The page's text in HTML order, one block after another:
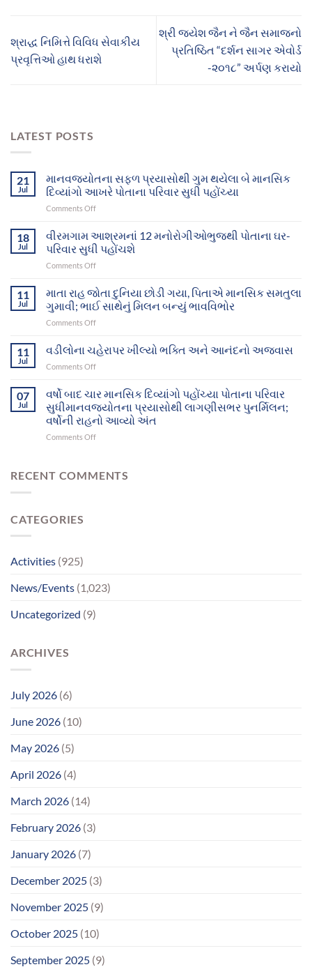
શ્રાદ્ધ નિમિત્તે વિવિધ સેવાકીય
પ્રવૃત્તિઓ હાથ ધરાશે
શ્રી જયેશ જૈન ને જૈન સમાજનો
પ્રતિષ્ઠિત “દર્શન સાગર એવોર્ડ
-૨૦૧૮” અર્પણ કરાયો
LATEST POSTS
21
Jul
માનવજ્યોતના સફળ પ્રયાસોથી ગુમ થયેલા બે માનસિક
દિવ્યાંગો આખરે પોતાના પરિવાર સુધી પહોંચ્યા
Comments Offon
સફળ
પ્રયાસોથી
ગુમ
થયેલા
માનસિક
દિવ્યાંગો
સુધી
18
Jul
વીરમગામ આશ્રમનાં 12 મનોરોગીઓભુજથી પોતાના ઘર-
પરિવાર સુધી પહોંચશે
Comments Offon
આશ્રમનાં
12
મનોરોગીઓભુજથી
પોતાના
પરિવાર
11
Jul
માતા રાહ જોતા દુનિયા છોડી ગયા, પિતાએ માનસિક સમતુલા
ગુમાવી; ભાઈ સાથેનું મિલન બન્યું ભાવવિભોર
Comments Offon
રાહ
જોતા
ગયા,
પિતાએ
માનસિક
મિલન
11
Jul
વડીલોના ચહેરાપર ખીલ્યો ભક્તિ અને આનંદનો અજવાસ
Comments Offon
ચહેરાપર
ખીલ્યો
ભક્તિ
અને
આનંદનો
07
Jul
વર્ષો બાદ ચાર માનસિક દિવ્યાંગો પહોંચ્યા પોતાના પરિવાર
સુધીમાનવજ્યોતના પ્રયાસોથી લાગણીસભર પુનર્મિલન;
વર્ષોની રાહનો આવ્યો અંત
Comments Offon
ચાર
વર્ષોની
RECENT COMMENTS
CATEGORIES
Activities (925)
News/Events (1,023)
Uncategorized (9)
ARCHIVES
July 2026 (6)
June 2026 (10)
May 2026 (5)
April 2026 (4)
March 2026 (14)
February 2026 (3)
January 2026 (7)
December 2025 (3)
November 2025 (9)
October 2025 (10)
September 2025 (9)